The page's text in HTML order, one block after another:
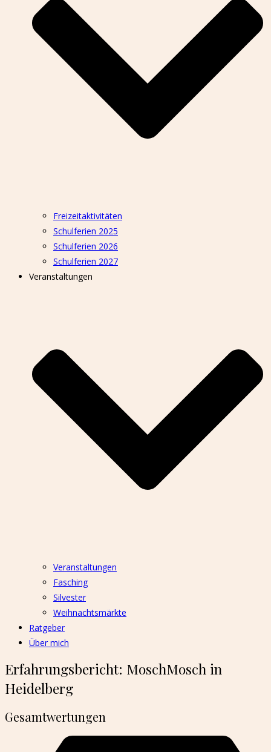
Freizeitaktivitäten
Schulferien 2025
Schulferien 2026
Schulferien 2027
Veranstaltungen
Veranstaltungen
Fasching
Silvester
Weihnachtsmärkte
Ratgeber
Über mich
Erfahrungsbericht: MoschMosch in
Heidelberg
Gesamtwertungen